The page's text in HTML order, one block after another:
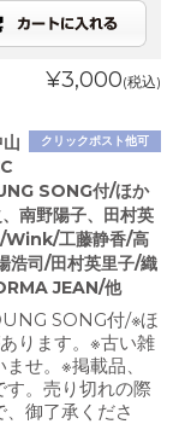
¥3,000(税込)
クリックポスト他可
SONG付/ほか
南野陽子、田村英
Wink/工藤静香/高
浩司/田村英里子/織
JEAN/他
SONG付/※ほ
ります。※古い雑
せ。※掲載品、
。売り切れの際
御了承くださ